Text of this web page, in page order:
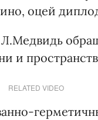
оцей
и
RELATED VIDEO